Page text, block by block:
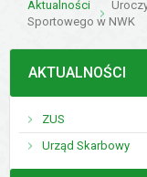
Aktualności
Sportowego w NWK
MENU
AKTUALNOŚCI
ZUS
Urząd Skarbowy